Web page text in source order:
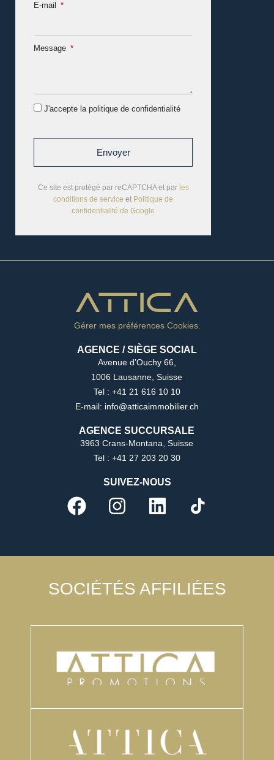
E-mail
Message
J'accepte la politique de confidentialité
Envoyer
Ce site est protégé par reCAPTCHA et par les
conditions de service et Politique de
confidentialité de Google
Gérer mes préférences Cookies.
AGENCE / SIÈGE SOCIAL
Avenue d’Ouchy 66,
1006 Lausanne, Suisse
Tel : +41 21 616 10 10
E-mail: info@atticaimmobilier.ch
AGENCE SUCCURSALE
3963 Crans-Montana, Suisse
Tel : +41 27 203 20 30
SUIVEZ-NOUS
SOCIÉTÉS AFFILIÉES